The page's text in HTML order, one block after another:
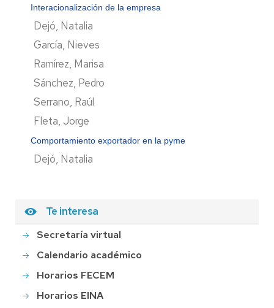
Interacionalización de la empresa
Dejó, Natalia
García, Nieves
Ramírez, Marisa
Sánchez, Pedro
Serrano, Raúl
Fleta, Jorge
Comportamiento exportador en la pyme
Dejó, Natalia
Te interesa
Secretaría virtual
Calendario académico
Horarios FECEM
Horarios EINA